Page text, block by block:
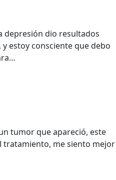
depresión dio resultados
estoy consciente que debo
tumor que apareció, este
tratamiento, me siento mejor